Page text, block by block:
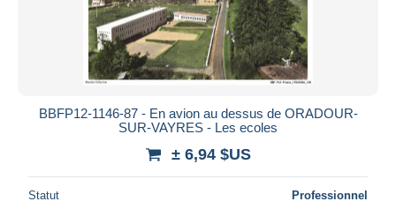
BBFP12-1146-87 - En avion au dessus de ORADOUR-
SUR-VAYRES - Les ecoles
± 6,94 $US
Statut Professionnel